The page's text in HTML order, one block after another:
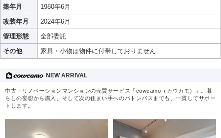
築年月
1980年6月
改装年月
2024年6月
管理形態
全部委託
その他
家具・小物は物件に付帯しておりません
NEW ARRIVAL
中古・リノベーションマンションの売買サービス「cowcamo（カウカモ）」。暮
らしの妄想から購入、そして次の住まい手へのバトンパスまでも、一貫してサポー
トします。